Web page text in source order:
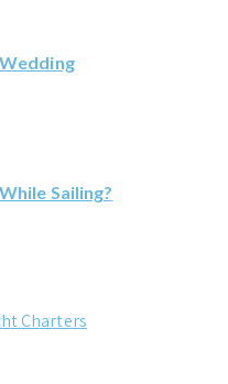
Sailing?
Charters